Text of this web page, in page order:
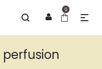
0
perfusion